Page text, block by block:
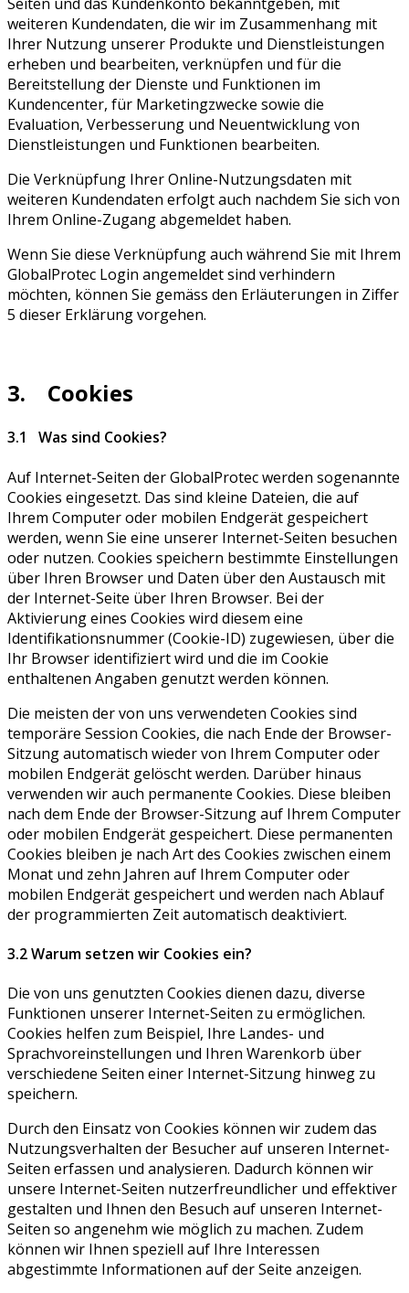
weiteren Kundendaten, die wir im Zusammenhang mit
Ihrer Nutzung unserer Produkte und Dienstleistungen
erheben und bearbeiten, verknüpfen und für die
Bereitstellung der Dienste und Funktionen im
Kundencenter, für Marketingzwecke sowie die
Evaluation, Verbesserung und Neuentwicklung von
Dienstleistungen und Funktionen bearbeiten.
Die Verknüpfung Ihrer Online-Nutzungsdaten mit
weiteren Kundendaten erfolgt auch nachdem Sie sich von
Ihrem Online-Zugang abgemeldet haben.
Wenn Sie diese Verknüpfung auch während Sie mit Ihrem
GlobalProtec Login angemeldet sind verhindern
möchten, können Sie gemäss den Erläuterungen in Ziffer
5 dieser Erklärung vorgehen.
3. Cookies
3.1 Was sind Cookies?
Auf Internet-Seiten der GlobalProtec werden sogenannte
Cookies eingesetzt. Das sind kleine Dateien, die auf
Ihrem Computer oder mobilen Endgerät gespeichert
werden, wenn Sie eine unserer Internet-Seiten besuchen
oder nutzen. Cookies speichern bestimmte Einstellungen
über Ihren Browser und Daten über den Austausch mit
der Internet-Seite über Ihren Browser. Bei der
Aktivierung eines Cookies wird diesem eine
Identifikationsnummer (Cookie-ID) zugewiesen, über die
Ihr Browser identifiziert wird und die im Cookie
enthaltenen Angaben genutzt werden können.
Die meisten der von uns verwendeten Cookies sind
temporäre Session Cookies, die nach Ende der Browser-
Sitzung automatisch wieder von Ihrem Computer oder
mobilen Endgerät gelöscht werden. Darüber hinaus
verwenden wir auch permanente Cookies. Diese bleiben
nach dem Ende der Browser-Sitzung auf Ihrem Computer
oder mobilen Endgerät gespeichert. Diese permanenten
Cookies bleiben je nach Art des Cookies zwischen einem
Monat und zehn Jahren auf Ihrem Computer oder
mobilen Endgerät gespeichert und werden nach Ablauf
der programmierten Zeit automatisch deaktiviert.
3.2 Warum setzen wir Cookies ein?
Die von uns genutzten Cookies dienen dazu, diverse
Funktionen unserer Internet-Seiten zu ermöglichen.
Cookies helfen zum Beispiel, Ihre Landes- und
Sprachvoreinstellungen und Ihren Warenkorb über
verschiedene Seiten einer Internet-Sitzung hinweg zu
speichern.
Durch den Einsatz von Cookies können wir zudem das
Nutzungsverhalten der Besucher auf unseren Internet-
Seiten erfassen und analysieren. Dadurch können wir
unsere Internet-Seiten nutzerfreundlicher und effektiver
gestalten und Ihnen den Besuch auf unseren Internet-
Seiten so angenehm wie möglich zu machen. Zudem
können wir Ihnen speziell auf Ihre Interessen
abgestimmte Informationen auf der Seite anzeigen.